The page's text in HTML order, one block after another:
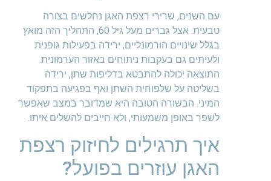
עם השנים, שרירי רצפת האגן נחלשים בצורה
טבעית. אצל גברים מעל גיל 60, התהליך הזה מואץ
בגלל שינויים הורמונליים, ירידה בפעילות גופנית
ולעיתים גם בעקבות ניתוחים באזור הערמונית.
התוצאה יכולה להתבטא בדליפות שתן, ירידה
בשליטה על שלפוחית השתן ואף בפגיעה בתפקוד
המיני. הבשורה הטובה היא שמדובר במצב שאפשר
לשפר באופן משמעותי, ולא חייבים להשלים איתו.
איך תרגילים לחיזוק רצפת
האגן עוזרים בפועל?